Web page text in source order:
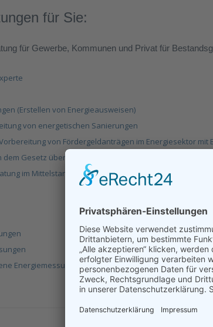
für Sie:
für Gewerbe, Kommunen und Privat für
(Erstellen von Energieausweisen)
von energetischen Sanierungen
von Fördergeldanträgen im Energiesektor mit
Gesetz über Energiedienstleistungen
im Mittelstand
Energiemessungen